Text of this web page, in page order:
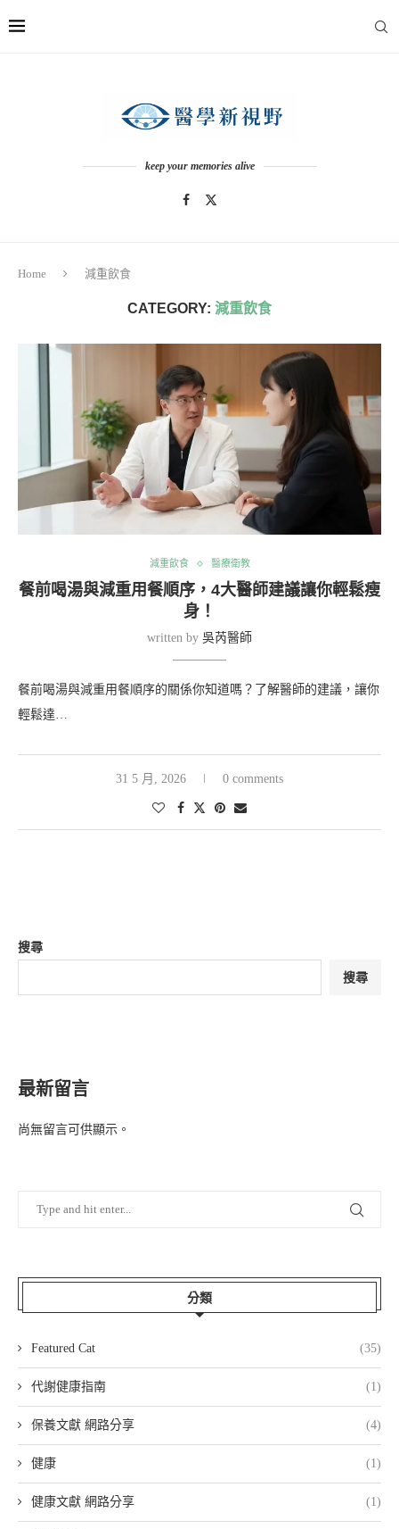
keep your memories alive
Home 減重飲食
CATEGORY: 減重飲食
減重飲食 醫療衛教
餐前喝湯與減重用餐順序，4大醫師建議讓你輕鬆瘦
身！
written by 吳芮醫師
餐前喝湯與減重用餐順序的關係你知道嗎？了解醫師的建議，讓你
輕鬆達…
31 5 月, 2026 0 comments
搜尋
搜尋
最新留言
尚無留言可供顯示。
分類
Featured Cat (35)
代謝健康指南 (1)
保養文獻 網路分享 (4)
健康 (1)
健康文獻 網路分享 (1)